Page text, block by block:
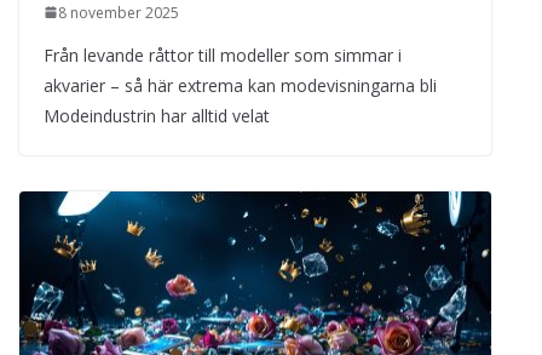
8 november 2025
Från levande råttor till modeller som simmar i
akvarier – så här extrema kan modevisningarna bli
Modeindustrin har alltid velat